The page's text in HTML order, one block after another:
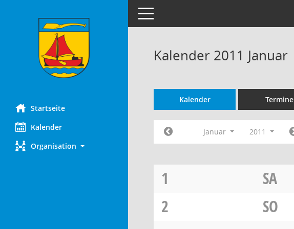
Startseite
Kalender
Organisation
Toggle navigation
Kalender 2011 Januar
Kalender Termine
Januar 2011
1
SA
2
SO